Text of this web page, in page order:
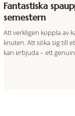
Fantastiska
semestern
Att verkligen koppla av
knuten. Att söka sig till
kan erbjuda – ett